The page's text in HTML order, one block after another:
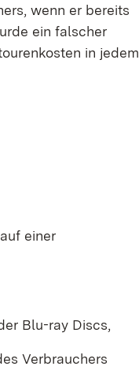
wenn er bereits
ein falscher
in jedem
einer
Blu-ray Discs,
Verbrauchers